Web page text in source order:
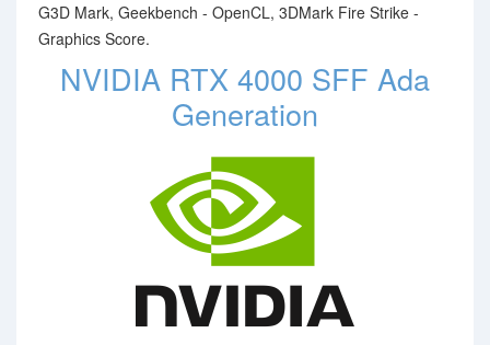
G3D Mark, Geekbench - OpenCL, 3DMark Fire Strike -
Graphics Score.
NVIDIA RTX 4000 SFF Ada
Generation